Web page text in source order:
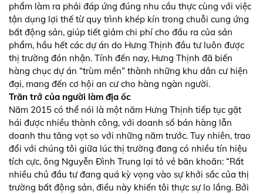
phẩm làm ra phải đáp ứng đúng nhu cầu thực cùng với việc
tận dụng lợi thế từ quy trình khép kín trong chuỗi cung ứng
bất động sản, giúp tiết giảm chi phí cho đầu ra của sản
phẩm, hầu hết các dự án do Hưng Thịnh đầu tư luôn được
thị trường đón nhận. Tính đến nay, Hưng Thịnh đã biến
hàng chục dự án “trùm mền” thành những khu dân cư hiện
đại, mang đến cơ hội an cư cho hàng ngàn người.
Trăn trở của người làm địa ốc
Năm 2015 có thể nói là một năm Hưng Thịnh tiếp tục gặt
hái được nhiều thành công, với doanh số bán hàng lẫn
doanh thu tăng vọt so với những năm trước. Tuy nhiên, trao
đổi với chúng tôi giữa lúc thị trường đang có nhiều tín hiệu
tích cực, ông Nguyễn Đình Trung lại tỏ vẻ băn khoăn: “Rất
nhiều chủ đầu tư đang quá kỳ vọng vào sự khởi sắc của thị
trường bất động sản, điều này khiến tôi thực sự lo lắng. Bởi